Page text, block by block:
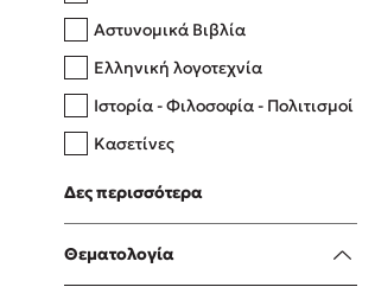
Δανάη Δεληγεώργη
Πάνω, κάτω, μπροστά, πίσω
Η μέθοδος Αφήστε τους
Αστυνομικά Βιβλία
Ελληνική λογοτεχνία
Ιστορία - Φιλοσοφία - Πολιτισμοί
Κασετίνες
Λευκώματα - Έγχρωμοι οδηγοί
Μαγειρική
Δες περισσότερα
Θεματολογία